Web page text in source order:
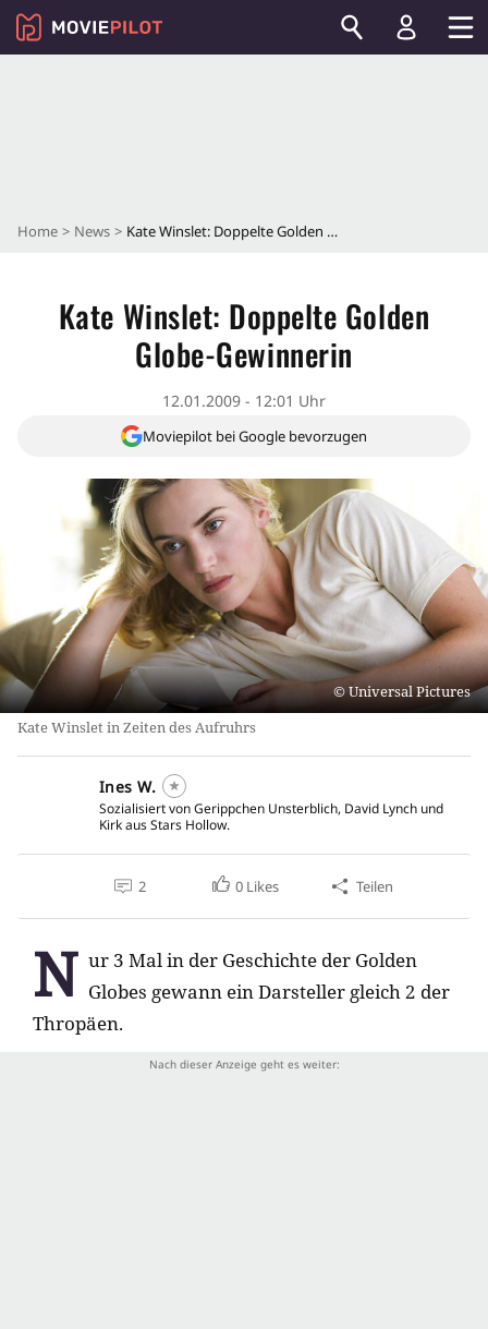
Home News Kate Winslet: Doppelte Golden Globe-Gewinnerin
Kate Winslet: Doppelte Golden
Globe-Gewinnerin
12.01.2009 - 12:01 Uhr
Moviepilot bei Google bevorzugen
Universal Pictures
Kate Winslet in Zeiten des Aufruhrs
Ines W.
Sozialisiert von Gerippchen Unsterblich, David Lynch und
Kirk aus Stars Hollow.
2 0 Likes Teilen
N ur 3 Mal in der Geschichte der Golden
Globes gewann ein Darsteller gleich 2 der
Thropäen.